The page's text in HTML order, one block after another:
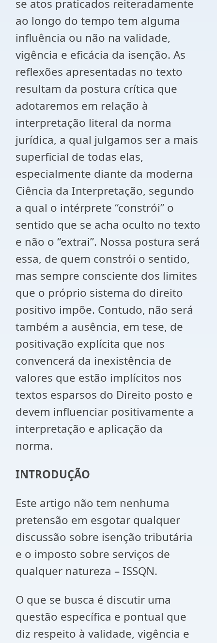
se atos praticados reiteradamente
ao longo do tempo tem alguma
influência ou não na validade,
vigência e eficácia da isenção. As
reflexões apresentadas no texto
resultam da postura crítica que
adotaremos em relação à
interpretação literal da norma
jurídica, a qual julgamos ser a mais
superficial de todas elas,
especialmente diante da moderna
Ciência da Interpretação, segundo
a qual o intérprete “constrói” o
sentido que se acha oculto no texto
e não o “extrai”. Nossa postura será
essa, de quem constrói o sentido,
mas sempre consciente dos limites
que o próprio sistema do direito
positivo impõe. Contudo, não será
também a ausência, em tese, de
positivação explícita que nos
convencerá da inexistência de
valores que estão implícitos nos
textos esparsos do Direito posto e
devem influenciar positivamente a
interpretação e aplicação da
norma.
INTRODUÇÃO
Este artigo não tem nenhuma
pretensão em esgotar qualquer
discussão sobre isenção tributária
e o imposto sobre serviços de
qualquer natureza – ISSQN.
O que se busca é discutir uma
questão específica e pontual que
diz respeito à validade, vigência e